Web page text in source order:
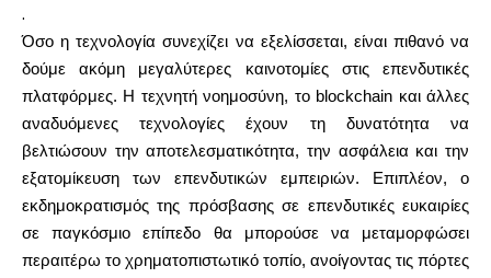
.
Όσο η τεχνολογία συνεχίζει να εξελίσσεται, είναι πιθανό να
δούμε ακόμη μεγαλύτερες καινοτομίες στις επενδυτικές
πλατφόρμες. Η τεχνητή νοημοσύνη, το blockchain και άλλες
αναδυόμενες τεχνολογίες έχουν τη δυνατότητα να
βελτιώσουν την αποτελεσματικότητα, την ασφάλεια και την
εξατομίκευση των επενδυτικών εμπειριών. Επιπλέον, ο
εκδημοκρατισμός της πρόσβασης σε επενδυτικές ευκαιρίες
σε παγκόσμιο επίπεδο θα μπορούσε να μεταμορφώσει
περαιτέρω το χρηματοπιστωτικό τοπίο, ανοίγοντας τις πόρτες